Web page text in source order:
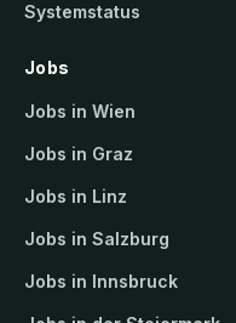
Systemstatus
Jobs
Jobs in Wien
Jobs in Graz
Jobs in Linz
Jobs in Salzburg
Jobs in Innsbruck